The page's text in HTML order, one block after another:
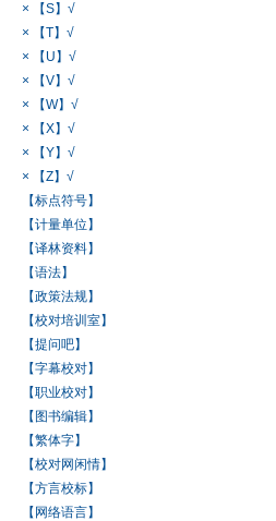
× 【S】√
× 【T】√
× 【U】√
× 【V】√
× 【W】√
× 【X】√
× 【Y】√
× 【Z】√
【标点符号】
【计量单位】
【译林资料】
【语法】
【政策法规】
【校对培训室】
【提问吧】
【字幕校对】
【职业校对】
【图书编辑】
【繁体字】
【校对网闲情】
【方言校标】
【网络语言】